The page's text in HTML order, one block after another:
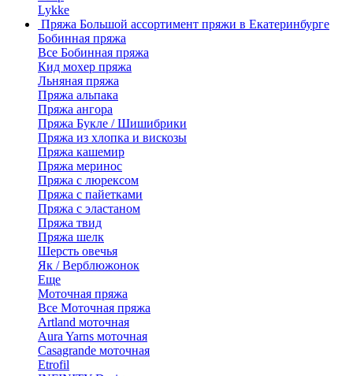
Lykke
Пряжа Большой ассортимент пряжи в Екатеринбурге
Бобинная пряжа
Все Бобинная пряжа
Кид мохер пряжа
Льняная пряжа
Пряжа альпака
Пряжа ангора
Пряжа Букле / Шишибрики
Пряжа из хлопка и вискозы
Пряжа кашемир
Пряжа меринос
Пряжа с люрексом
Пряжа с пайетками
Пряжа с эластаном
Пряжа твид
Пряжа шелк
Шерсть овечья
Як / Верблюжонок
Еще
Моточная пряжа
Все Моточная пряжа
Artland моточная
Aura Yarns моточная
Casagrande моточная
Etrofil